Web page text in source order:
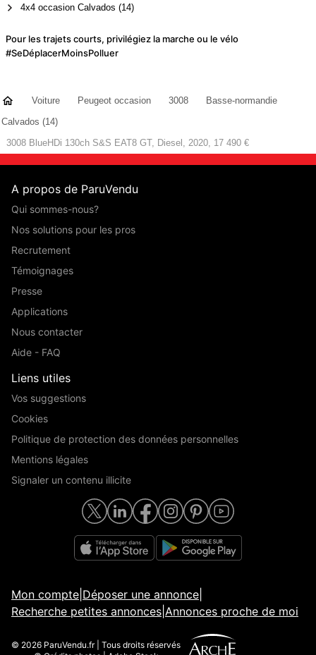
4x4 occasion Calvados (14)
Pour les trajets courts, privilégiez la marche ou le vélo
#SeDéplacerMoinsPolluer
Voiture Peugeot occasion 3008
Basse-normandie
Calvados (14)
3008 BlueHDi 130ch S&S EAT8 GT, Diesel, 2020, 17 490 €
A propos de ParuVendu
Qui sommes-nous?
Nos solutions pour les pros
Recrutement
Témoignages
Presse
Applications
Nous contacter
Aide - FAQ
Liens utiles
Vos suggestions
Cookies
Politique de protection des données personnelles
Mentions légales
Signaler un contenu illicite
Mon compte Déposer une annonce
Recherche petites annonces Annonces proche de moi
© 2026 ParuVendu.fr | Tous droits réservés